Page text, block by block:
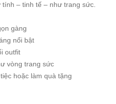
– tinh tế – như trang sức.
gàng
nổi bật
outfit
vòng trang sức
hoặc làm quà tặng